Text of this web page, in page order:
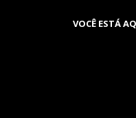
VOCÊ ESTÁ